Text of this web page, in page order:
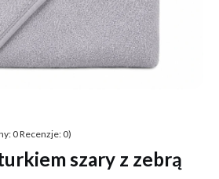
0 Recenzje: 0)
szary z zebrą